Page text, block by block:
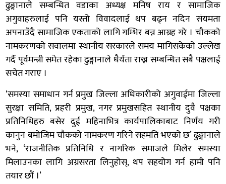
ढुङ्गानाले सम्बन्धित वडाका अध्यक्ष मनिष राय र सामाजिक
अगुवाहरुलाई पनि यस्तो विवादलाई थप बढ्न नदिन संयमता
अपनाउँदै सामाजिक एकताको लागि गम्भिर बन्न आग्रह गरे । चौकको
नामकरणको सवालमा स्थानीय सरकारले समय मागिसकेको उल्लेख
गर्दै पूर्वमन्त्री समेत रहेका ढुङ्गानाले धैर्यता राख्न सम्बन्धित सबै पक्षलाई
सचेत गराए ।
‘समस्या समाधान गर्न प्रमुख जिल्ला अधिकारीको अगुवाईमा जिल्ला
सुरक्षा समिति, प्रहरी प्रमुख, नगर प्रमुखसहित स्थानीय दुवै पक्षका
प्रतिनिधिहरु बसेर दुई महिनाभित्र कार्यपालिकाबाट निर्णय गरी
कानुन बमोजिम चौकको नामकरण गरिने सहमति भएको छ’ ढुङ्गानाले
भने, ‘राजनीतिक प्रतिनिधि र नागरिक समाजले मिलेर समस्या
मिलाउनका लागि अग्रसरता लिनुहोस्, थप सहयोग गर्न हामी पनि
तयार छौं ।’